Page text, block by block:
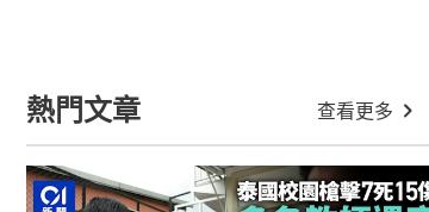
熱門文章 查看更多